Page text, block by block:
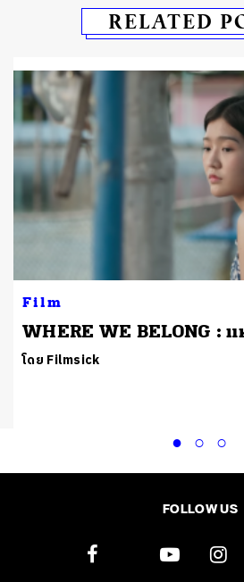
RELATED
Film
WHERE WE BELONG :
โดย Filmsick
FOLLOW US